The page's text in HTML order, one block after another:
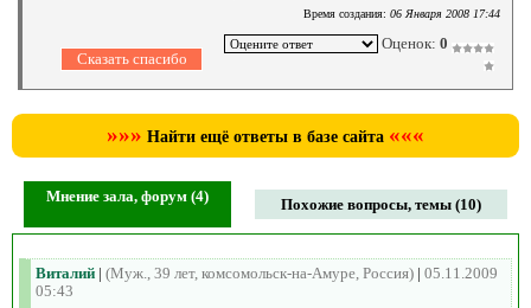
Время создания: 06 Января 2008 17:44
Оценок: 0
»»» Найти ещё ответы в базе сайта «««
Мнение зала, форум (4) Похожие вопросы, темы (10)
Виталий | (Муж., 39 лет, комсомольск-на-Амуре, Россия) | 05.11.2009
05:43